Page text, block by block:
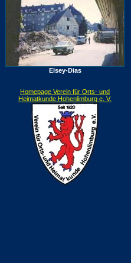
Elsey-Dias
Homepage Verein für Orts- und
Heimatkunde Hohenlimburg e. V.